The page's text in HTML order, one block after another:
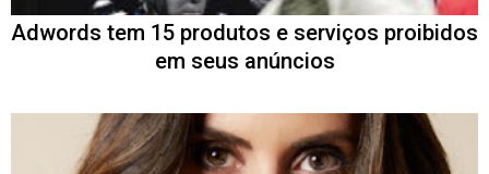
Adwords tem 15 produtos e serviços proibidos
em seus anúncios